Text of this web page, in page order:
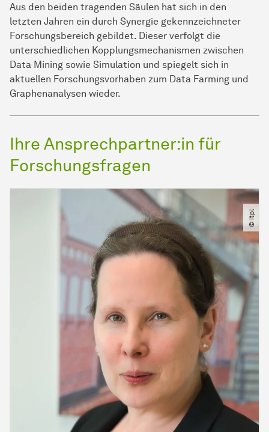
Aus den beiden tragenden Säulen hat sich in den
letzten Jahren ein durch Synergie gekennzeichneter
Forschungsbereich gebildet. Dieser verfolgt die
unterschiedlichen Kopplungsmechanismen zwischen
Data Mining sowie Simulation und spiegelt sich in
aktuellen Forschungsvorhaben zum Data Farming und
Graphenanalysen wieder.
Ihre Ansprechpartner:in für
Forschungsfragen
© itpl